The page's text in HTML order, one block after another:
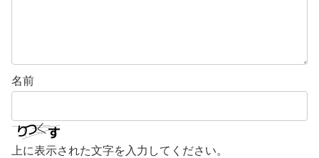
名前
上に表示された文字を入力してください。